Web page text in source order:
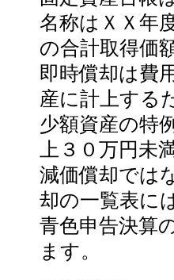
名称はＸＸ年
の合計取得価
即時償却は費
産に計上する
少額資産の特
上３０万円未
減価償却では
却の一覧表に
青色申告決算
ます。